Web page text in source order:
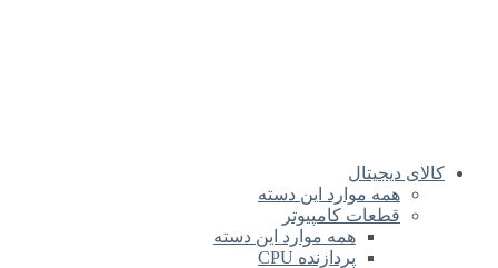
کالای دیجیتال
همه موارد این دسته
قطعات کامپیوتر
همه موارد این دسته
پردازنده CPU